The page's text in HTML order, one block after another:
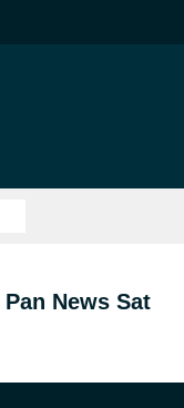
News Sat